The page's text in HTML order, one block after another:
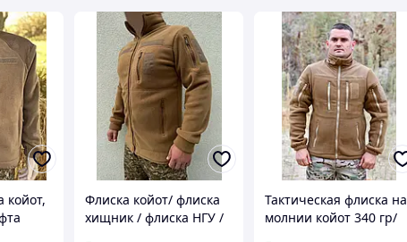
койот,
Флиска койот/ флиска
хищник / флиска НГУ /
Тактическая флиска на
молнии койот 340 гр/